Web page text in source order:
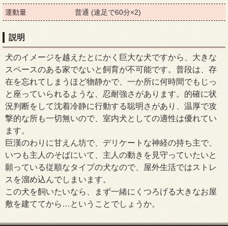
運動量 普通 (速足で60分×2)
説明
犬のイメージを越えたとにかく巨大な犬ですから、大きな
スペースのある家でないと飼育が不可能です。普段は、存
在を忘れてしまうほど物静かで、一か所に何時間でもじっ
と座っていられるような、忍耐強さがあります。的確に状
況判断をして沈着冷静に行動する聡明さがあり、温厚で攻
撃的な所も一切無いので、室内犬としての適性は優れてい
ます。
巨漢のわりに甘えん坊で、デリケートな神経の持ち主で、
いつも主人のそばにいて、主人の動きを見守っていたいと
願っている従順なタイプの犬なので、屋外生活ではストレ
スを溜め込んでしまいます。
この犬を飼いたいなら、まず一緒にくつろげる大きなお屋
敷を建ててから…ということでしょうか。